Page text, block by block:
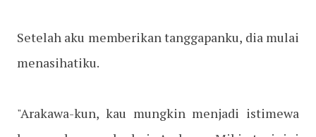
Setelah aku memberikan tanggapanku, dia mulai
menasihatiku.
"Arakawa-kun, kau mungkin menjadi istimewa